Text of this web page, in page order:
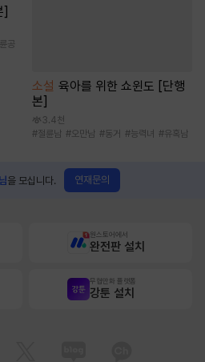
]
공
소설 육아를 위한 쇼윈도 [단행
본]
3.4천
#절륜남 #오만남 #동거 #능력녀 #유혹남
을 모십니다. 연재문의
원스토어에서
완전판 설치
무협만화 플랫폼
강툰 설치